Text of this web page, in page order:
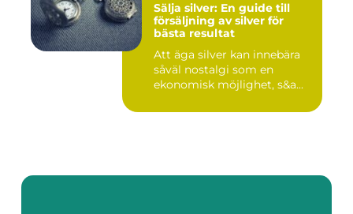
Sälja silver: En guide till
försäljning av silver för
bästa resultat
Att äga silver kan innebära
såväl nostalgi som en
ekonomisk möjlighet, s&a...